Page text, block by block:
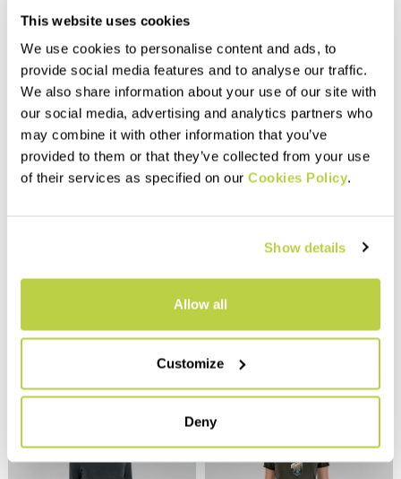
This website uses cookies
We use cookies to personalise content and ads, to
provide social media features and to analyse our traffic.
We also share information about your use of our site with
our social media, advertising and analytics partners who
may combine it with other information that you’ve
provided to them or that they’ve collected from your use
of their services as specified on our Cookies Policy.
Show details
Allow all
Customize
Deny
Summer Sale 40% Off
RA STUA W JACKET
températures modérées.
navigate_next
Summer Sale 30% Off
LOMA SUN EVO W TOP
traitement Polygene®, adapté
navigate_before
Comparez